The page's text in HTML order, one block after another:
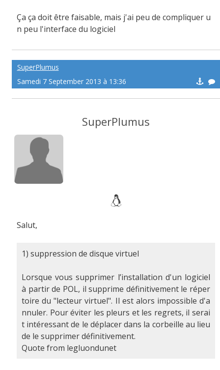
Ça ça doit être faisable, mais j'ai peu de compliquer u
n peu l'interface du logiciel
SuperPlumus
Samedi 7 September 2013 à 13:36
SuperPlumus
Salut,
1) suppression de disque virtuel
Lorsque vous supprimer l’installation d'un logiciel
à partir de POL, il supprime définitivement le réper
toire du "lecteur virtuel". Il est alors impossible d'a
nnuler. Pour éviter les pleurs et les regrets, il serai
t intéressant de le déplacer dans la corbeille au lieu
de le supprimer définitivement.
Quote from legluondunet